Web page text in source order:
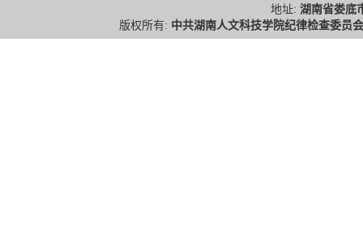
地址: 湖南省娄底
版权所有: 中共湖南人文科技学院纪律检查委员